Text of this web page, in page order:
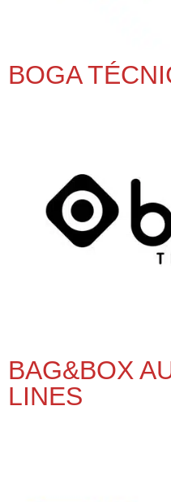
BOGA
BAG&BOX
LINES